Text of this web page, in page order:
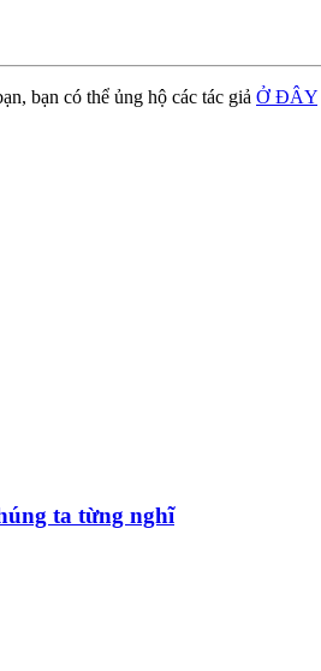
bạn có thể ủng hộ các tác giả Ở ĐÂY
ta từng nghĩ